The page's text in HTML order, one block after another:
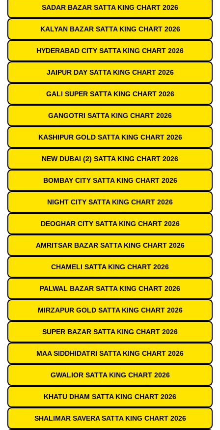
SADAR BAZAR SATTA KING CHART 2026
KALYAN BAZAR SATTA KING CHART 2026
HYDERABAD CITY SATTA KING CHART 2026
JAIPUR DAY SATTA KING CHART 2026
GALI SUPER SATTA KING CHART 2026
GANGOTRI SATTA KING CHART 2026
KASHIPUR GOLD SATTA KING CHART 2026
NEW DUBAI (2) SATTA KING CHART 2026
BOMBAY CITY SATTA KING CHART 2026
NIGHT CITY SATTA KING CHART 2026
DEOGHAR CITY SATTA KING CHART 2026
AMRITSAR BAZAR SATTA KING CHART 2026
CHAMELI SATTA KING CHART 2026
PALWAL BAZAR SATTA KING CHART 2026
MIRZAPUR GOLD SATTA KING CHART 2026
SUPER BAZAR SATTA KING CHART 2026
MAA SIDDHIDATRI SATTA KING CHART 2026
GWALIOR SATTA KING CHART 2026
KHATU DHAM SATTA KING CHART 2026
SHALIMAR SAVERA SATTA KING CHART 2026